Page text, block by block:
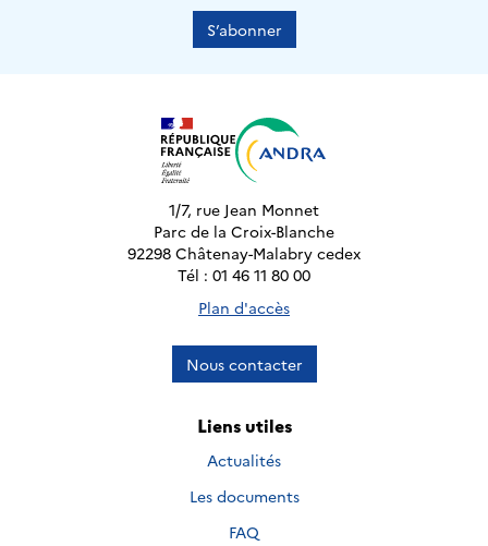
S’abonner
1/7, rue Jean Monnet
Parc de la Croix-Blanche
92298 Châtenay-Malabry cedex
Tél : 01 46 11 80 00
Plan d'accès
Nous contacter
Liens utiles
Actualités
Les documents
FAQ